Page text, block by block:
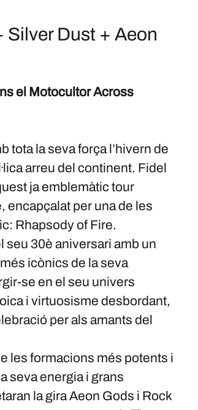
Silver Dust + Aeon
el Motocultor Across
tota la seva força l’hivern de
arreu del continent. Fidel
ja emblemàtic tour
encapçalat per una de les
Rhapsody of Fire.
seu 30è aniversari amb un
icònics de la seva
se en el seu univers
i virtuosisme desbordant,
per als amants del
les formacions més potents i
seva energia i grans
la gira Aeon Gods i Rock